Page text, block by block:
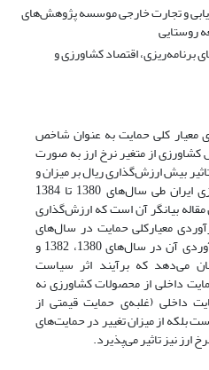
و تجارت خارجی موسسه پژوهش‌های
روستایی
اقتصاد کشاورزی و
معیار کلی حمایت به عنوان شاخص
کشاورزی از متغیر نرخ ارز به صورت
بیش ارزش‌گذاری ریال بر میزان و
ساختار حمایت از بخش کشاورزی ایران طی سال‌های 1380 تا 1384
بیانگر آن است که ارزش‌گذاری
معیارکلی حمایت در سال‌های
1381 و 1383 و در مقابل کم‌برآوردی آن در سال‌های 1380، 1382 و
می‌دهد که برآیند اثر سیاست‌
داخلی از محصولات کشاورزی نه
داخلی (غلبه‌ی حمایت قیمتی از
بلکه از میزان تغییر در حمایت‌‌های
ارز نیز تاثیر می‌پذیرد.